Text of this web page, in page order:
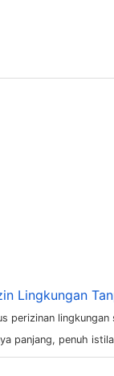
Lingkungan
perizinan
panjang, penuh